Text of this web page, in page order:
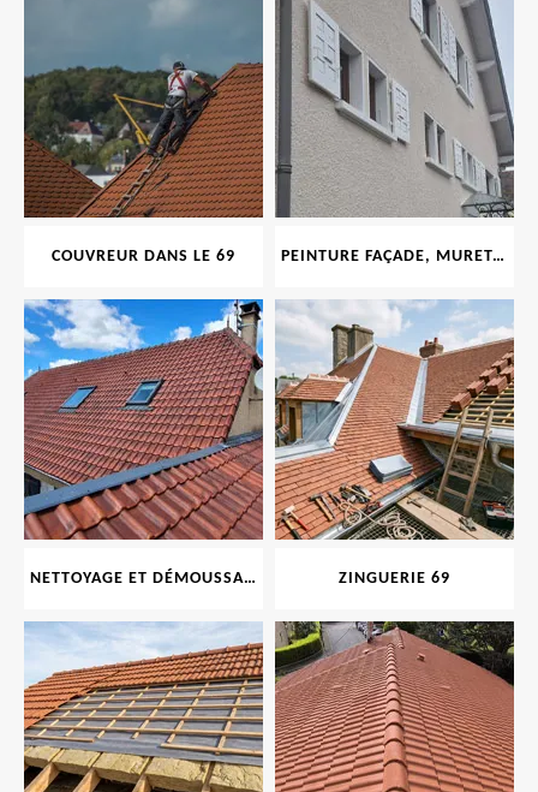
COUVREUR DANS LE 69 PEINTURE FAÇADE, MURET, TOITURE, BOISERIE, FERRONERIE, GOUTTIÈRE 69
NETTOYAGE ET DÉMOUSSAGE DE TOITURE ET FAÇADE 69 ZINGUERIE 69